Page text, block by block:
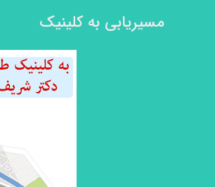
مسیریابی به کلینیک